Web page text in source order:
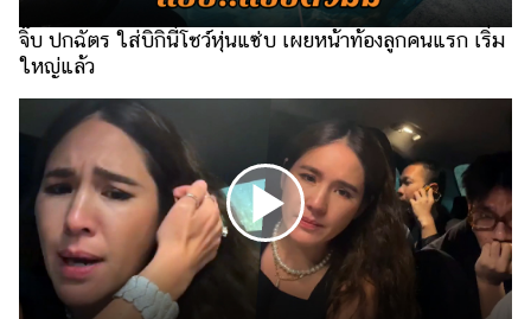
เกาหลี
ไลฟ์
ไตล์
ดูด
ผู้
หญิง
จิ๊บ ปกฉัตร ใส่บิกินี่โชว์หุ่นแซ่บ เผยหน้าท้องลูกคนแรก เริ่ม
ใหญ่แล้ว